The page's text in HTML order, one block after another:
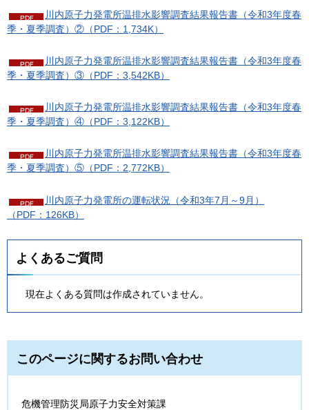
川内原子力発電所温排水影響調査結果報告書（令和3年度春
季・夏季調査）②（PDF：1,734K）
川内原子力発電所温排水影響調査結果報告書（令和3年度春
季・夏季調査）③（PDF：3,542KB）
川内原子力発電所温排水影響調査結果報告書（令和3年度春
季・夏季調査）④（PDF：3,122KB）
川内原子力発電所温排水影響調査結果報告書（令和3年度春
季・夏季調査）⑤（PDF：2,772KB）
川内原子力発電所の運転状況（令和3年7月～9月）
（PDF：126KB）
よくあるご質問
現在よくある質問は作成されていません。
このページに関するお問い合わせ
危機管理防災局原子力安全対策課